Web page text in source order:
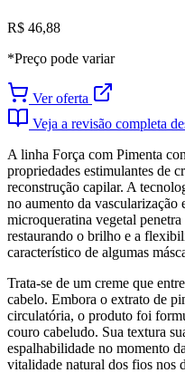
R$ 46,88
*Preço pode variar
Ver oferta
Veja a revisão completa
A linha Força com Pimenta
propriedades estimulantes de
reconstrução capilar. A
no aumento da vascularização
microqueratina vegetal
restaurando o brilho e a
característico de algumas
Trata-se de um creme que
cabelo. Embora o extrato de
circulatória, o produto foi
couro cabeludo. Sua textura
espalhabilidade no momento
vitalidade natural dos fios nos